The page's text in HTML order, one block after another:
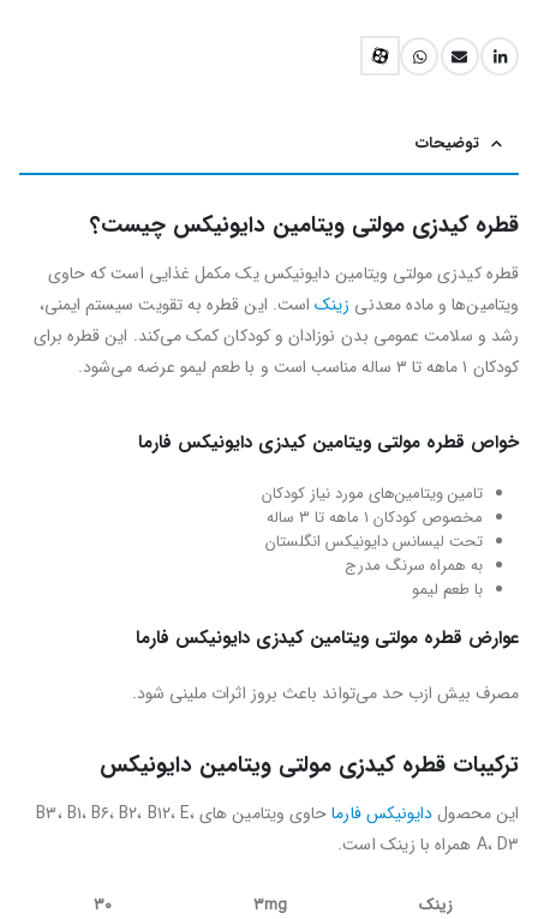
توضیحات
قطره کیدزی مولتی ویتامین دایونیکس چیست؟
قطره کیدزی مولتی ویتامین دایونیکس یک مکمل غذایی است که حاوی
ویتامین‌ها و ماده معدنی زینکاست. این قطره به تقویت سیستم ایمنی،
رشد و سلامت عمومی بدن نوزادان و کودکان کمک می‌کند. این قطره برای
کودکان ۱ ماهه تا ۳ ساله مناسب است و با طعم لیمو عرضه می‌شود.
خواص قطره مولتی ویتامین کیدزی دایونیکس فارما
تامین ویتامین‌های مورد نیاز کودکان
مخصوص کودکان ۱ ماهه تا ۳ ساله
تحت لیسانس دایونیکس انگلستان
به همراه سرنگ مدرج
با طعم لیمو
عوارض قطره مولتی ویتامین کیدزی دایونیکس فارما
مصرف بیش ازب حد می‌تواند باعث بروز اثرات ملینی شود.
ترکیبات قطره کیدزی مولتی ویتامین دایونیکس
این محصول دایونیکس فارما
حاوی ویتامین های B۳، B۱، B۶، B۲، B۱۲، E،
A، D۳ همراه با زینک است.
زینک ۳mg
۳۰